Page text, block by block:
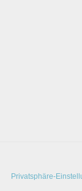
Privatsphäre-